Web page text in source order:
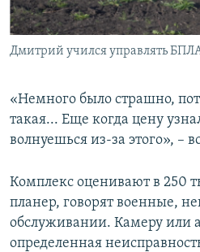
Дмитрий учился управлять
«Немного было страшно,
такая... Еще когда цену
волнуешься из-за этого», –
Комплекс оценивают в 250
планер, говорят военные,
обслуживании. Камеру или
определенная